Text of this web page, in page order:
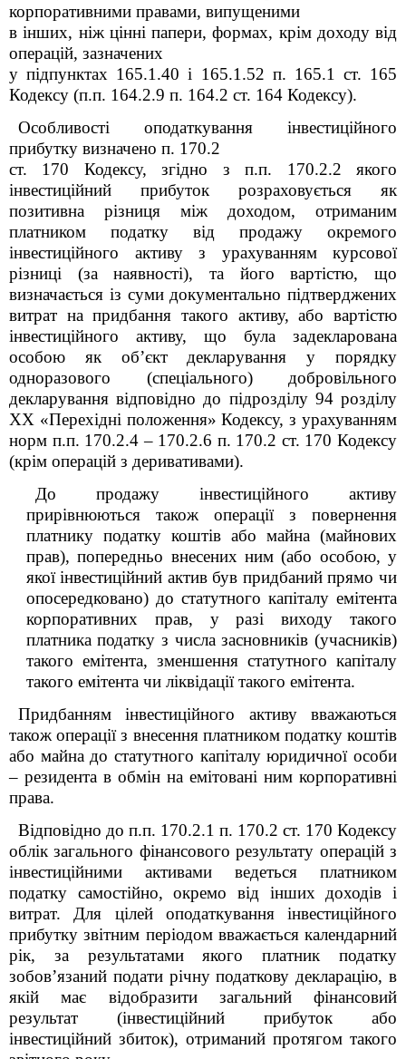
корпоративними правами, випущеними
в інших, ніж цінні папери, формах, крім доходу від
операцій, зазначених
у підпунктах 165.1.40 і 165.1.52 п. 165.1 ст. 165
Кодексу (п.п. 164.2.9 п. 164.2 ст. 164 Кодексу).
Особливості оподаткування інвестиційного
прибутку визначено п. 170.2
ст. 170 Кодексу, згідно з п.п. 170.2.2 якого
інвестиційний прибуток розраховується як
позитивна різниця між доходом, отриманим
платником податку від продажу окремого
інвестиційного активу з урахуванням курсової
різниці (за наявності), та його вартістю, що
визначається із суми документально підтверджених
витрат на придбання такого активу, або вартістю
інвестиційного активу, що була задекларована
особою як об’єкт декларування у порядку
одноразового (спеціального) добровільного
декларування відповідно до підрозділу 94розділу
XX «Перехідні положення» Кодексу, з урахуванням
норм п.п. 170.2.4 – 170.2.6 п. 170.2 ст. 170 Кодексу
(крім операцій з деривативами).
До продажу інвестиційного активу
прирівнюються також операції з повернення
платнику податку коштів або майна (майнових
прав), попередньо внесених ним (або особою, у
якої інвестиційний актив був придбаний прямо чи
опосередковано) до статутного капіталу емітента
корпоративних прав, у разі виходу такого
платника податку з числа засновників (учасників)
такого емітента, зменшення статутного капіталу
такого емітента чи ліквідації такого емітента.
Придбанням інвестиційного активу вважаються
також операції з внесення платником податку коштів
або майна до статутного капіталу юридичної особи
– резидента в обмін на емітовані ним корпоративні
права.
Відповідно до п.п. 170.2.1 п. 170.2 ст. 170 Кодексу
облік загального фінансового результату операцій з
інвестиційними активами ведеться платником
податку самостійно, окремо від інших доходів і
витрат. Для цілей оподаткування інвестиційного
прибутку звітним періодом вважається календарний
рік, за результатами якого платник податку
зобов’язаний подати річну податкову декларацію, в
якій має відобразити загальний фінансовий
результат (інвестиційний прибуток або
інвестиційний збиток), отриманий протягом такого